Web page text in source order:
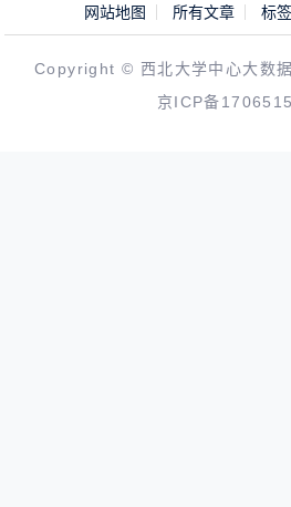
网站地图 所有文章 标
Copyright © 西北大学中心大数据
京ICP备